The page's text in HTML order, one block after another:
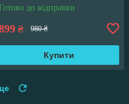
Готово до відправки
₴ 980 ₴
Купити